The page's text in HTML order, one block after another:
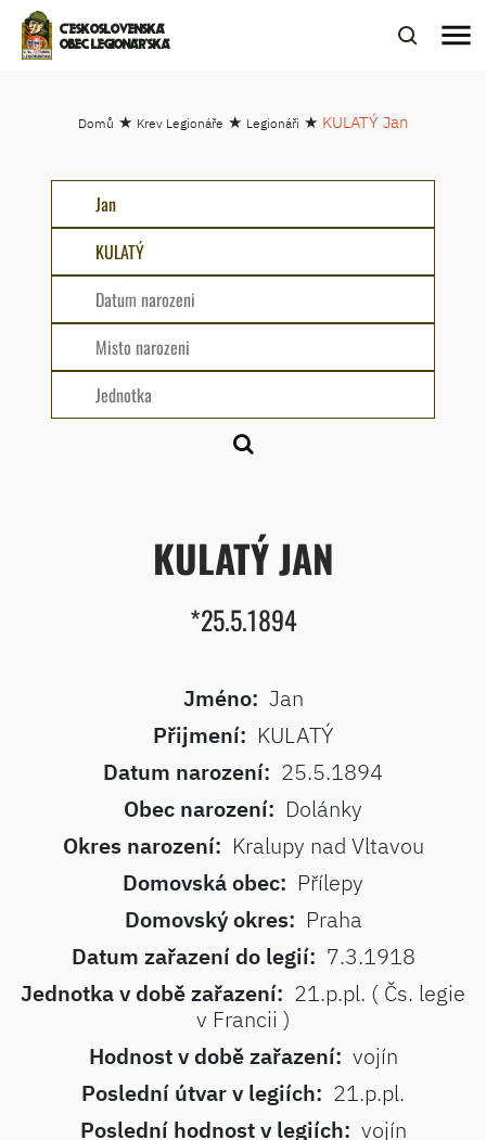
ČESKOSLOVENSKÁ
OBEC LEGIONÁŘSKÁ
menu
Domů ★ Krev Legionáře ★ Legionáři ★ KULATÝ Jan
KULATÝ JAN
*25.5.1894
Jméno: Jan
Přijmení: KULATÝ
Datum narození: 25.5.1894
Obec narození: Dolánky
Okres narození: Kralupy nad Vltavou
Domovská obec: Přílepy
Domovský okres: Praha
Datum zařazení do legií: 7.3.1918
Jednotka v době zařazení: 21.p.pl. ( Čs. legie
v Francii )
Hodnost v době zařazení: vojín
Poslední útvar v legiích: 21.p.pl.
Poslední hodnost v legiích: vojín